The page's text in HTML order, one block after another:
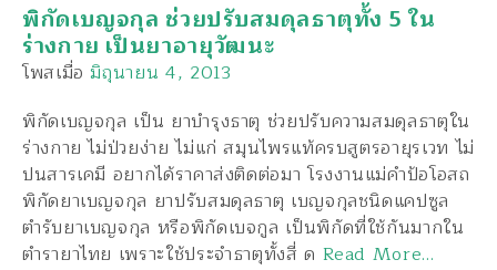
พิกัดเบญจกุล ช่วยปรับสมดุลธาตุทั้ง 5 ใน
ร่างกาย เป็นยาอายุวัฒนะ
โพสเมื่อ มิถุนายน 4, 2013
พิกัดเบญจกุล เป็น ยาบำรุงธาตุ ช่วยปรับความสมดุลธาตุใน
ร่างกาย ไม่ป่วยง่าย ไม่แก่ สมุนไพรแท้ครบสูตรอายุรเวท ไม่
ปนสารเคมี อยากได้ราคาส่งติดต่อมา โรงงานแม่คำป้อโอสถ
พิกัดยาเบญจกุล ยาปรับสมดุลธาตุ เบญจกุลชนิดแคปซูล
ตำรับยาเบญจกุล หรือพิกัดเบจกูล เป็นพิกัดที่ใช้กันมากใน
ตำรายาไทย เพราะใช้ประจำธาตุทั้งสี่ ด Read More…